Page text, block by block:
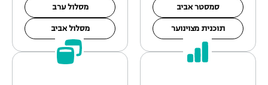
סמסטר אביב
תוכנית מצוינוער
מסלול ערב
מסלול אביב